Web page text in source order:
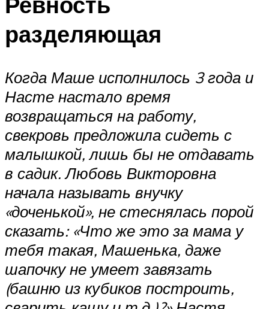
разделяющая
Когда Маше исполнилось 3 года и
Насте настало время
возвращаться на работу,
свекровь предложила сидеть с
малышкой, лишь бы не отдавать
в садик. Любовь Викторовна
начала называть внучку
«доченькой», не стеснялась порой
сказать: «Что же это за мама у
тебя такая, Машенька, даже
шапочку не умеет завязать
(башню из кубиков построить,